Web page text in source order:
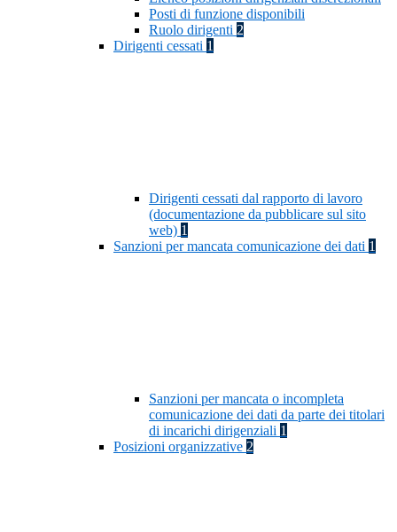
Posti di funzione disponibili
Ruolo dirigenti 2
Dirigenti cessati 1
Dirigenti cessati dal rapporto di lavoro
(documentazione da pubblicare sul sito
web) 1
Sanzioni per mancata comunicazione dei dati 1
Sanzioni per mancata o incompleta
comunicazione dei dati da parte dei titolari
di incarichi dirigenziali 1
Posizioni organizzative 2